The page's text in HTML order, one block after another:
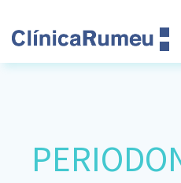
to
main
to
primary
to
footer
Clinica